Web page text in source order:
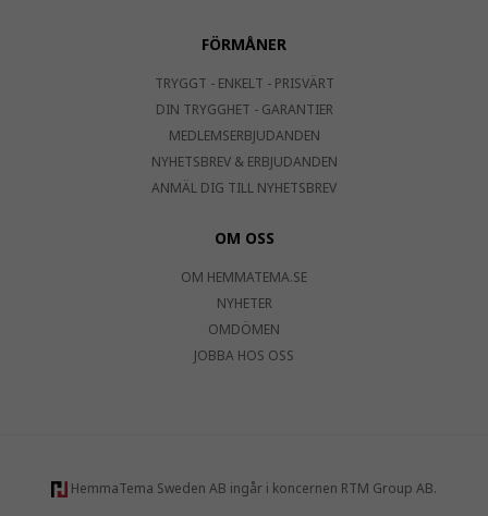
FÖRMÅNER
TRYGGT - ENKELT - PRISVÄRT
DIN TRYGGHET - GARANTIER
MEDLEMSERBJUDANDEN
NYHETSBREV & ERBJUDANDEN
ANMÄL DIG TILL NYHETSBREV
OM OSS
OM HEMMATEMA.SE
NYHETER
OMDÖMEN
JOBBA HOS OSS
HemmaTema Sweden AB ingår i koncernen RTM Group AB.